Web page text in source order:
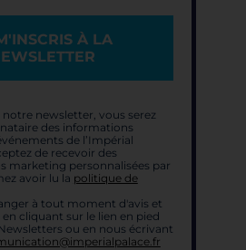
À LA
notre newsletter, vous serez
des informations
de l’Impérial
de recevoir des
marketing personnalisées par
avoir lu la politique de
à tout moment d'avis et
cliquant sur le lien en pied
ou en nous écrivant